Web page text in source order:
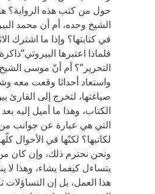
حول من كتب هذه
الشيخ وحده، أم أن محمد
في كتابتها؟ وإذا ما اشترك
فلماذا اعتبرها
التحرير”؟ أم أنّ موسى
واستعاد أحداثا وقعت معه
صياغتها، لتخرج إلى القارئ
الكتاب، وهذا ما أميل إليه
التي هي عبارة عن جوانب من
لكاتبها؟ لكنّها في الأحوال
ونحن نحترم ذلك، وإن كان
يتساءل كيفما يشاء، وهذا
هذا العمل، بل إن